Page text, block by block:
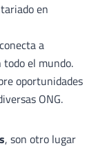
en
a
el mundo.
oportunidades
ONG.
, son otro lugar